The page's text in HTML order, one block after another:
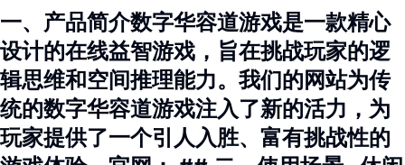
一、产品简介数字华容道游戏是一款精心
设计的在线益智游戏，旨在挑战玩家的逻
辑思维和空间推理能力。我们的网站为传
统的数字华容道游戏注入了新的活力，为
玩家提供了一个引人入胜、富有挑战性的